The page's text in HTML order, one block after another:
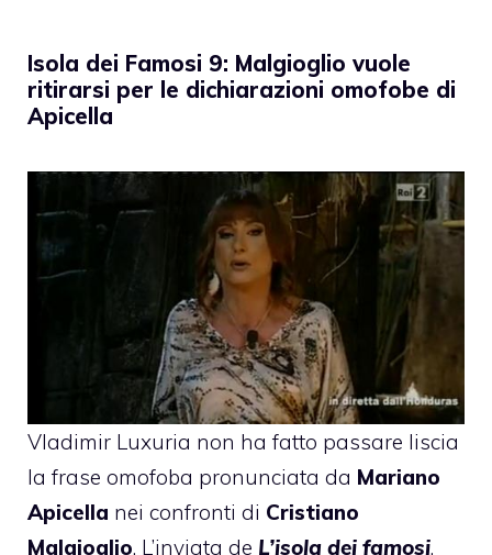
Isola dei Famosi 9: Malgioglio vuole
ritirarsi per le dichiarazioni omofobe di
Apicella
Vladimir Luxuria non ha fatto passare liscia
la frase omofoba pronunciata da Mariano
Apicella nei confronti di Cristiano
Malgioglio. L’inviata de L’isola dei famosi,